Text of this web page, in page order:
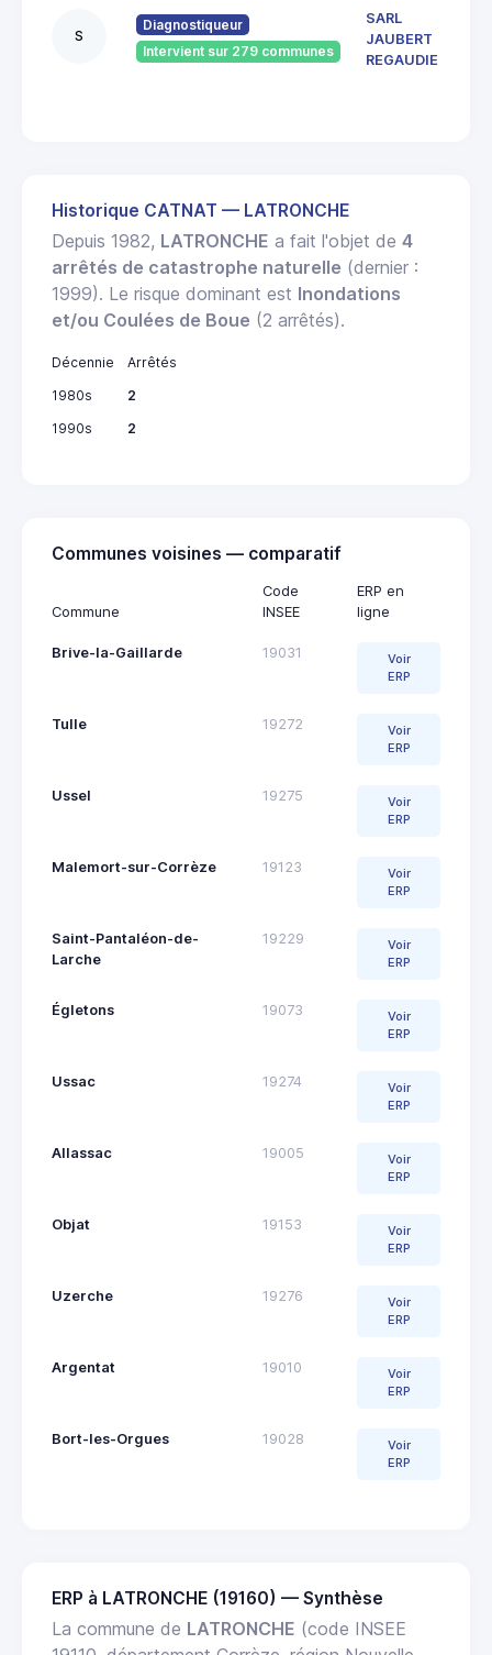
S
Diagnostiqueur
Intervient sur 279 communes
SARL
JAUBERT
REGAUDIE
Historique CATNAT — LATRONCHE
Depuis 1982, LATRONCHE a fait l'objet de 4
arrêtés de catastrophe naturelle (dernier :
1999). Le risque dominant est Inondations
et/ou Coulées de Boue (2 arrêtés).
Décennie
Arrêtés
1980s
2
1990s
2
Communes voisines — comparatif
Commune
Code
INSEE
ERP en
ligne
Brive-la-Gaillarde 19031
Voir
ERP
Tulle 19272
Voir
ERP
Ussel 19275
Voir
ERP
Malemort-sur-Corrèze 19123
Voir
ERP
Saint-Pantaléon-de-
Larche
19229
Voir
ERP
Égletons 19073
Voir
ERP
Ussac 19274
Voir
ERP
Allassac 19005
Voir
ERP
Objat 19153
Voir
ERP
Uzerche 19276
Voir
ERP
Argentat 19010
Voir
ERP
Bort-les-Orgues 19028
Voir
ERP
ERP à LATRONCHE (19160) — Synthèse
La commune de LATRONCHE (code INSEE